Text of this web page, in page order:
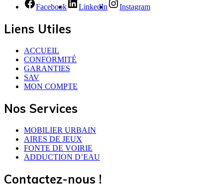
Facebook LinkedIn Instagram
Liens Utiles
ACCUEIL
CONFORMITÉ
GARANTIES
SAV
MON COMPTE
Nos Services
MOBILIER URBAIN
AIRES DE JEUX
FONTE DE VOIRIE
ADDUCTION D’EAU
Contactez-nous !